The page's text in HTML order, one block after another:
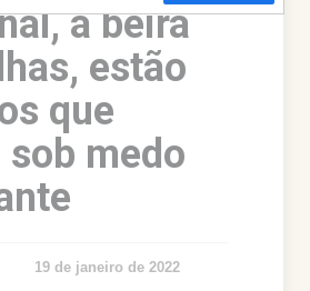
à beira
estão
que
medo
19 de janeiro de 2022